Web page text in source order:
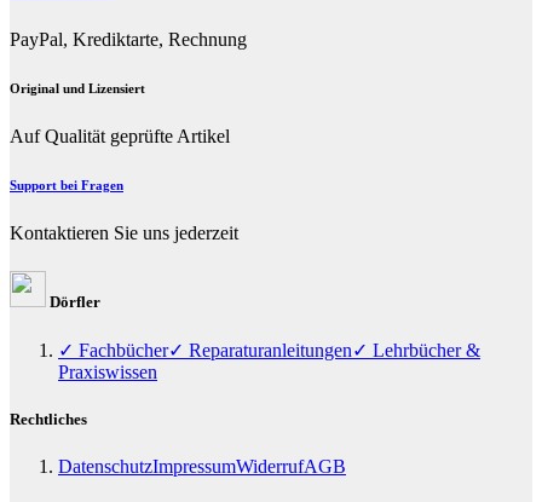
PayPal, Krediktarte, Rechnung
Original und Lizensiert
Auf Qualität geprüfte Artikel
Support bei Fragen
Kontaktieren Sie uns jederzeit
Dörfler
✓ Fachbücher✓ Reparaturanleitungen✓ Lehrbücher &
Praxiswissen
Rechtliches
DatenschutzImpressumWiderrufAGB